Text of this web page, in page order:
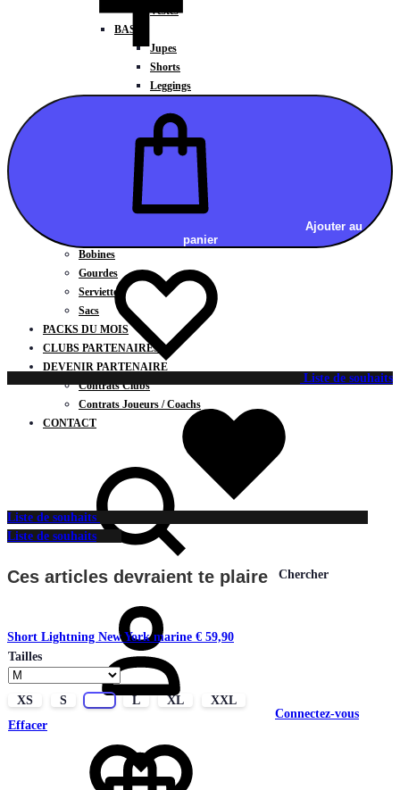
Vestes
BAS
Jupes
Shorts
Leggings
CARTES CADEAUX
Chaussettes / Sous-vêtements
Poignets / Manchettes / Gants
Casquettes / Visières / Bandeaux
Antivibrateurs
Bobines
Gourdes
Serviettes
Sacs
PACKS DU MOIS
CLUBS PARTENAIRES
DEVENIR PARTENAIRE
Contrats Clubs
Contrats Joueurs / Coachs
CONTACT
Chercher
Connectez-vous
Ajouter au
panier
Liste de souhaits
Liste de souhaits
Liste de souhaits
Ces articles devraient te plaire
Short Lightning New York marine € 59,90
Tailles
XS S L XL
XXL
Effacer